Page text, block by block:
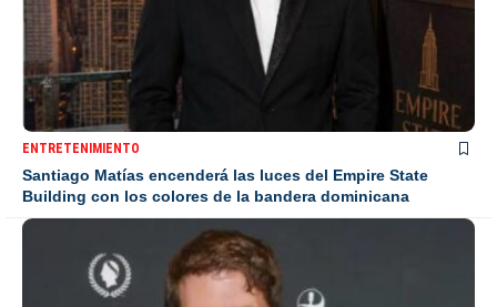
ENTRETENIMIENTO
Santiago Matías encenderá las luces del Empire State
Building con los colores de la bandera dominicana